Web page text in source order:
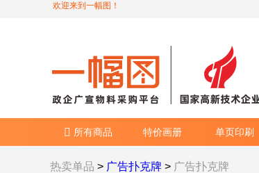
欢迎来到一幅图！
 所有商品 特价画册 单页印刷
热卖单品 > 广告扑克牌 > 广告扑克牌